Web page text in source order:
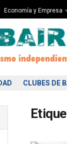
Economía y Empresa
CLUBES DE